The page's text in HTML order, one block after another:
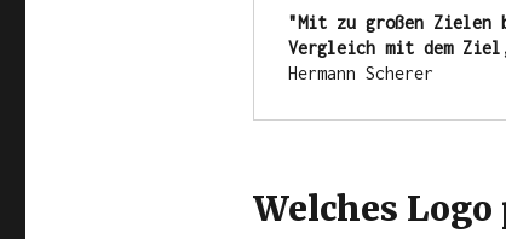
"Mit zu großen
Vergleich mit dem
Hermann Scherer
Welches